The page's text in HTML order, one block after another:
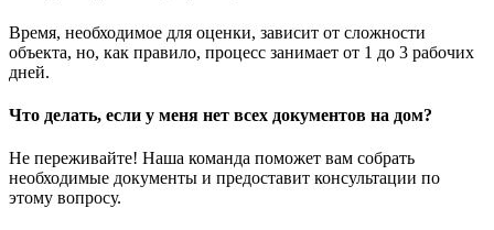
Время, необходимое для оценки, зависит от сложности
объекта, но, как правило, процесс занимает от 1 до 3 рабочих
дней.
Что делать, если у меня нет всех документов на дом?
Не переживайте! Наша команда поможет вам собрать
необходимые документы и предоставит консультации по
этому вопросу.